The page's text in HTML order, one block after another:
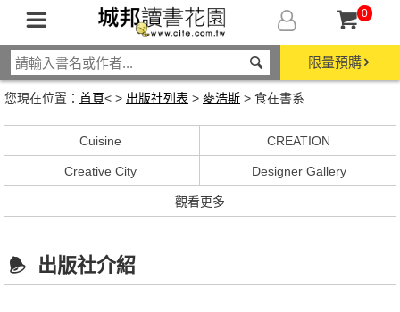
0
限量預購
您現在位置： 首頁< > 出版社列表 > 麥浩斯 > 食在書系
Cuisine CREATION
Creative City Designer Gallery
觀看更多
出版社介紹